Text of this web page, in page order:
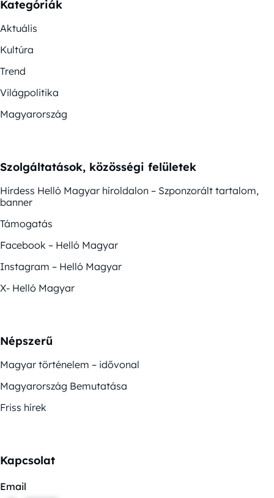
Kategóriák
Aktuális
Kultúra
Trend
Világpolitika
Magyarország
Szolgáltatások, közösségi felületek
Hirdess Helló Magyar híroldalon – Szponzorált tartalom,
banner
Támogatás
Facebook – Helló Magyar
Instagram – Helló Magyar
X- Helló Magyar
Népszerű
Magyar történelem – idővonal
Magyarország Bemutatása
Friss hírek
Kapcsolat
Email